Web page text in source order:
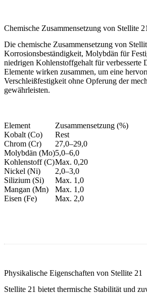
Chemische Zusammensetzung von Stellite
Die chemische Zusammensetzung von
Korrosionsbeständigkeit, Molybdän für
niedrigen Kohlenstoffgehalt für verbesserte
Elemente wirken zusammen, um eine
Verschleißfestigkeit ohne Opferung der
gewährleisten.
Element
Zusammensetzung (%)
Kobalt (Co)
Rest
Chrom (Cr)
27,0–29,0
Molybdän (Mo)5,0–6,0
Kohlenstoff (C)Max. 0,20
Nickel (Ni)
2,0–3,0
Silizium (Si)
Max. 1,0
Mangan (Mn)
Max. 1,0
Eisen (Fe)
Max. 2,0
Physikalische Eigenschaften von Stellite 21
Stellite 21 bietet thermische Stabilität und